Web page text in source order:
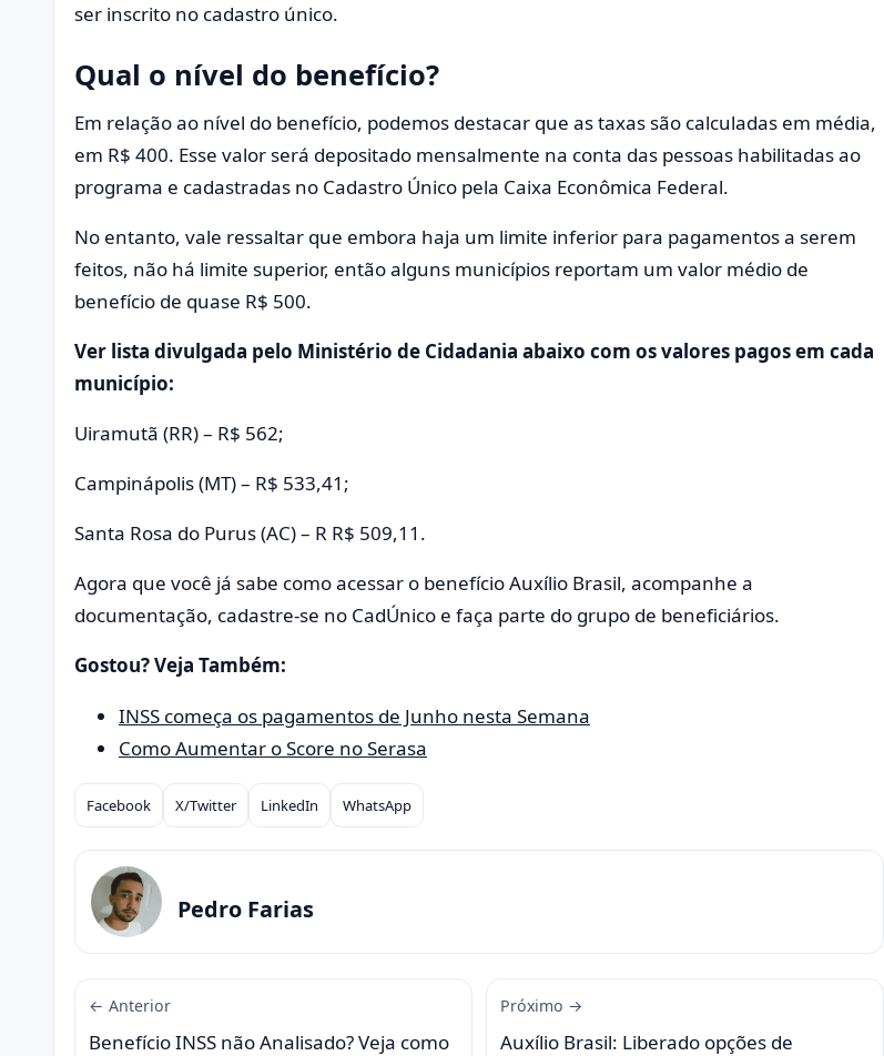
ser inscrito no cadastro único.
Qual o nível do benefício?
Em relação ao nível do benefício, podemos destacar que as taxas são calculadas em média,
em R$ 400. Esse valor será depositado mensalmente na conta das pessoas habilitadas ao
programa e cadastradas no Cadastro Único pela Caixa Econômica Federal.
No entanto, vale ressaltar que embora haja um limite inferior para pagamentos a serem
feitos, não há limite superior, então alguns municípios reportam um valor médio de
benefício de quase R$ 500.
Ver lista divulgada pelo Ministério de Cidadania abaixo com os valores pagos em cada
município:
Uiramutã (RR) – R$ 562;
Campinápolis (MT) – R$ 533,41;
Santa Rosa do Purus (AC) – R R$ 509,11.
Agora que você já sabe como acessar o benefício Auxílio Brasil, acompanhe a
documentação, cadastre-se no CadÚnico e faça parte do grupo de beneficiários.
Gostou? Veja Também:
INSS começa os pagamentos de Junho nesta Semana
Como Aumentar o Score no Serasa
Compartilhar
Facebook X/Twitter LinkedIn WhatsApp
Pedro Farias
← Anterior
Benefício INSS não Analisado? Veja como
Próximo →
Auxílio Brasil: Liberado opções de